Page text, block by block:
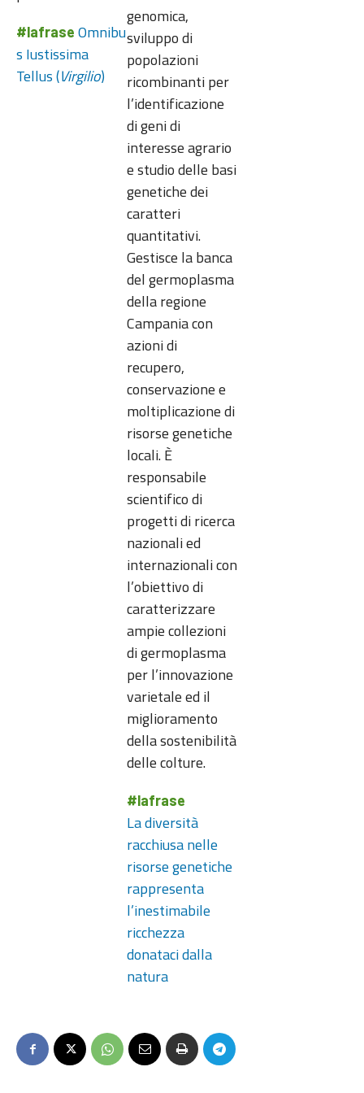
#lafrase Omnibu
s Iustissima
Tellus (Virgilio)
genomica,
sviluppo di
popolazioni
ricombinanti per
l’identificazione
di geni di
interesse agrario
e studio delle basi
genetiche dei
caratteri
quantitativi.
Gestisce la banca
del germoplasma
della regione
Campania con
azioni di
recupero,
conservazione e
moltiplicazione di
risorse genetiche
locali. È
responsabile
scientifico di
progetti di ricerca
nazionali ed
internazionali con
l’obiettivo di
caratterizzare
ampie collezioni
di germoplasma
per l’innovazione
varietale ed il
miglioramento
della sostenibilità
delle colture.
#lafrase
La diversità
racchiusa nelle
risorse genetiche
rappresenta
l’inestimabile
ricchezza
donataci dalla
natura